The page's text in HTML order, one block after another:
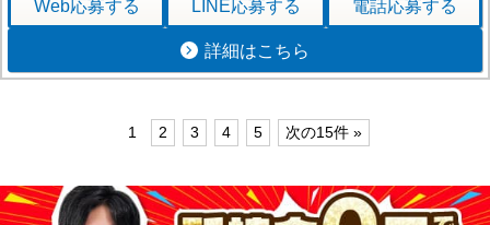
Web応募する LINE応募する 電話応募する
詳細はこちら
1 2 3 4 5 次の15件 »